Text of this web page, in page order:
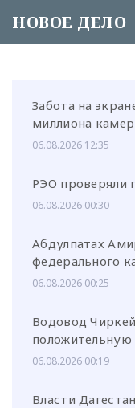
НОВОЕ ДЕЛО
Забота на
миллиона
06.08.2026 12:35
РЭО проверяли
06.08.2026 00:30
Абдулпатах
федерального
06.08.2026 00:25
Водовод
положительную
06.08.2026 00:19
Власти